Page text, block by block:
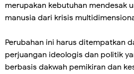
merupakan kebutuhan mendesak
manusia dari krisis
Perubahan ini harus ditempatkan
perjuangan ideologis dan politik
berbasis dakwah pemikiran dan